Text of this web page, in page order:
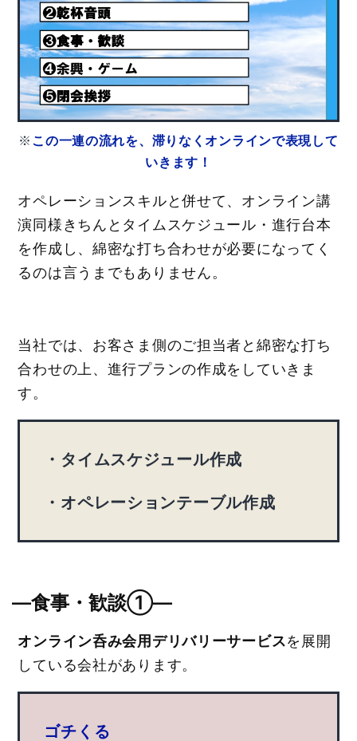
※ この一連の流れを、滞りなくオンラインで表現して
いきます！
オペレーションスキルと併せて、オンライン講
演同様きちんとタイムスケジュール・進行台本
を作成し、綿密な打ち合わせが必要になってく
るのは言うまでもありません。
当社では、お客さま側のご担当者と綿密な打ち
合わせの上、進行プランの作成をしていきま
す。
・タイムスケジュール作成
・オペレーションテーブル作成
―食事・歓談①―
オンライン呑み会用デリバリーサービスを展開
している会社があります。
ゴチくる